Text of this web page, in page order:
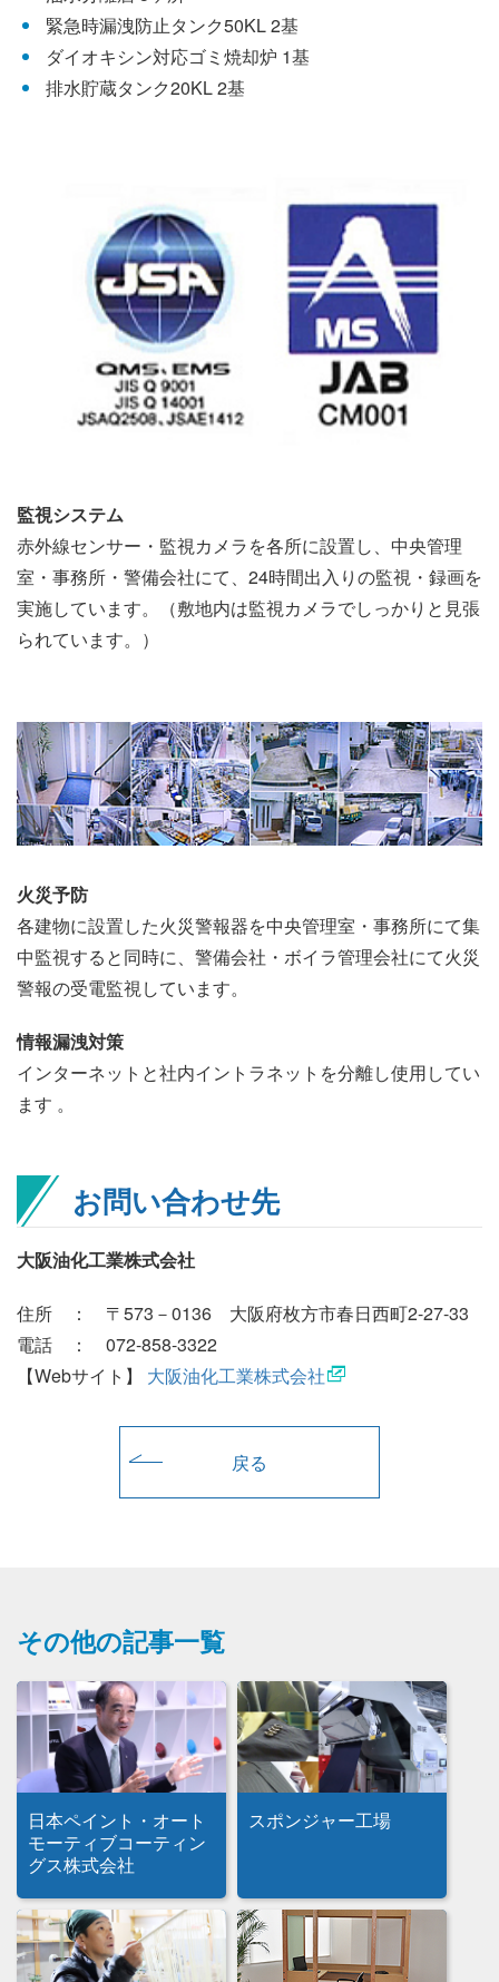
緊急時漏洩防止タンク50KL 2基
ダイオキシン対応ゴミ焼却炉 1基
排水貯蔵タンク20KL 2基
監視システム
赤外線センサー・監視カメラを各所に設置し、中央管理
室・事務所・警備会社にて、24時間出入りの監視・録画を
実施しています。（敷地内は監視カメラでしっかりと見張
られています。）
火災予防
各建物に設置した火災警報器を中央管理室・事務所にて集
中監視すると同時に、警備会社・ボイラ管理会社にて火災
警報の受電監視しています。
情報漏洩対策
インターネットと社内イントラネットを分離し使用してい
ます 。
お問い合わせ先
大阪油化工業株式会社
住所 ： 〒573－0136 大阪府枚方市春日西町2-27-33
電話 ： 072-858-3322
【Webサイト】 大阪油化工業株式会社
戻る
その他の記事一覧
日本ペイント・オート
モーティブコーティン
グス株式会社
スポンジャー工場